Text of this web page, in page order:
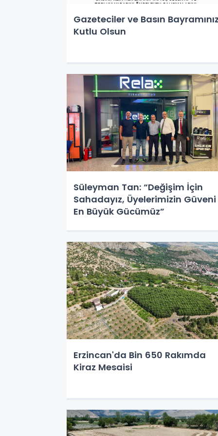
Gazeteciler ve Basın
Kutlu Olsun
Süleyman Tan: “Değişim İçin
Sahadayız, Üyelerimizin Güveni
En Büyük Gücümüz”
Erzincan'da Bin 650 Rakımda
Kiraz Mesaisi